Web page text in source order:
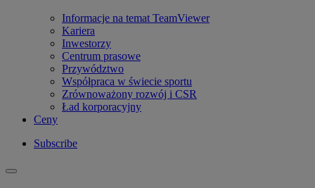
Informacje na temat TeamViewer
Kariera
Inwestorzy
Centrum prasowe
Przywództwo
Współpraca w świecie sportu
Zrównoważony rozwój i CSR
Ład korporacyjny
Ceny
Subscribe